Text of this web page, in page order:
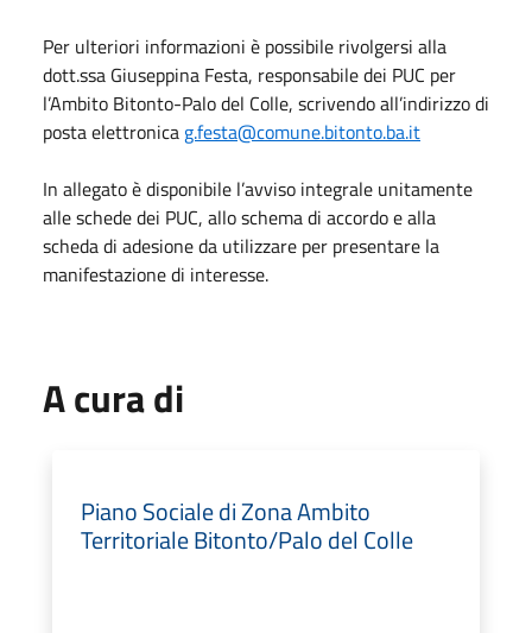
Per ulteriori informazioni è possibile rivolgersi alla
dott.ssa Giuseppina Festa, responsabile dei PUC per
l’Ambito Bitonto-Palo del Colle, scrivendo all’indirizzo di
posta elettronica g.festa@comune.bitonto.ba.it
In allegato è disponibile l’avviso integrale unitamente
alle schede dei PUC, allo schema di accordo e alla
scheda di adesione da utilizzare per presentare la
manifestazione di interesse.
A cura di
Piano Sociale di Zona Ambito
Territoriale Bitonto/Palo del Colle